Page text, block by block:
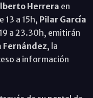
Herrera en
13 a 15h, Pilar García
19 a 23.30h, emitirán
Fernández, la
a información